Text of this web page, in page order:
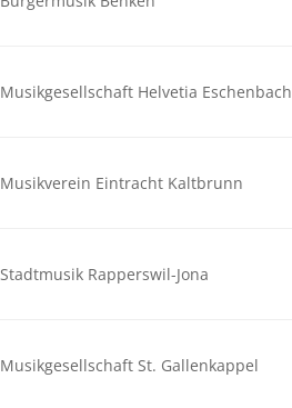
Musikgesellschaft Helvetia Eschenbach
Musikverein Eintracht Kaltbrunn
Stadtmusik Rapperswil-Jona
Musikgesellschaft St. Gallenkappel